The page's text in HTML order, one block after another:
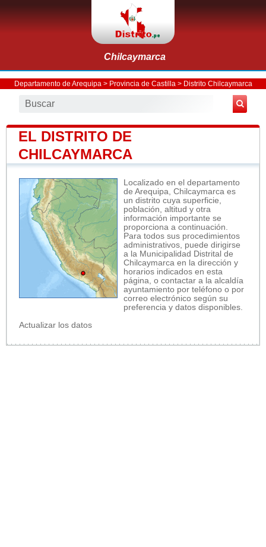
Chilcaymarca
Departamento de Arequipa > Provincia de Castilla > Distrito Chilcaymarca
EL DISTRITO DE
CHILCAYMARCA
Localizado en el departamento
de Arequipa, Chilcaymarca es
un distrito cuya superficie,
población, altitud y otra
información importante se
proporciona a continuación.
Para todos sus procedimientos
administrativos, puede dirigirse
a la Municipalidad Distrital de
Chilcaymarca en la dirección y
horarios indicados en esta
página, o contactar a la alcaldía
ayuntamiento por teléfono o por
correo electrónico según su
preferencia y datos disponibles.
Actualizar los datos